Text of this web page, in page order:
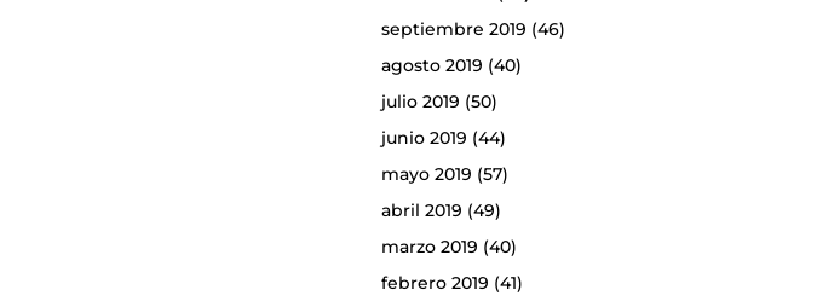
septiembre 2019 (46)
agosto 2019 (40)
julio 2019 (50)
junio 2019 (44)
mayo 2019 (57)
abril 2019 (49)
marzo 2019 (40)
febrero 2019 (41)